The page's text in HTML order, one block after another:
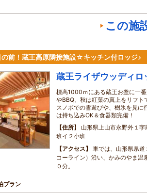
この施
前！蔵王高原隣接施設☆キッチン付ロッジ♪
蔵王ライザウッディロ
標高1000ｍにある蔵王お釜に一
やBBQ、秋は紅葉の真上をリフト
スノボでの雪遊びや、樹氷を見に
は持ち込みOK＆食器類完備！
住所
山形県上山市永野外１
班イ２小班
アクセス
車では、山形県県
コーライン）沿い、かみのやま温
０分。
プラン